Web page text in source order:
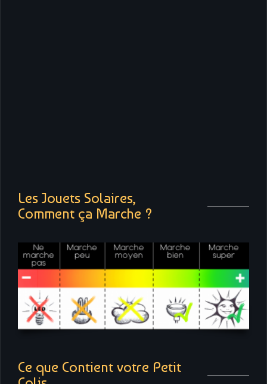
Les Jouets Solaires,
Comment ça Marche ?
Ce que Contient votre Petit